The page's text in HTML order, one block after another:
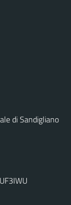
di Sandigliano